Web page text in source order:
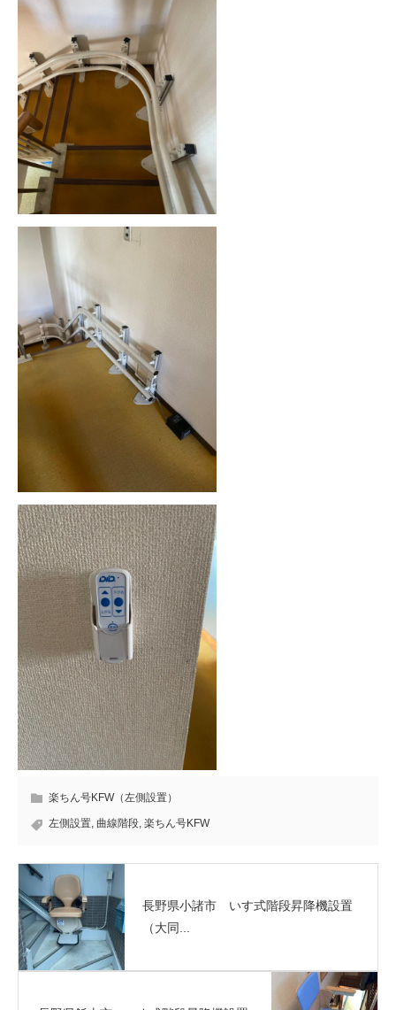
楽ちん号KFW（左側設置）
左側設置, 曲線階段, 楽ちん号KFW
長野県小諸市 いす式階段昇降機設置
（大同...